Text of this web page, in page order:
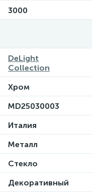
3000
DeLight
Collection
Хром
MD25030003
Италия
Металл
Стекло
Декоративный